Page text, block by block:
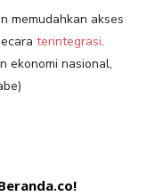
memudahkan akses
terintegrasi.
ekonomi nasional,